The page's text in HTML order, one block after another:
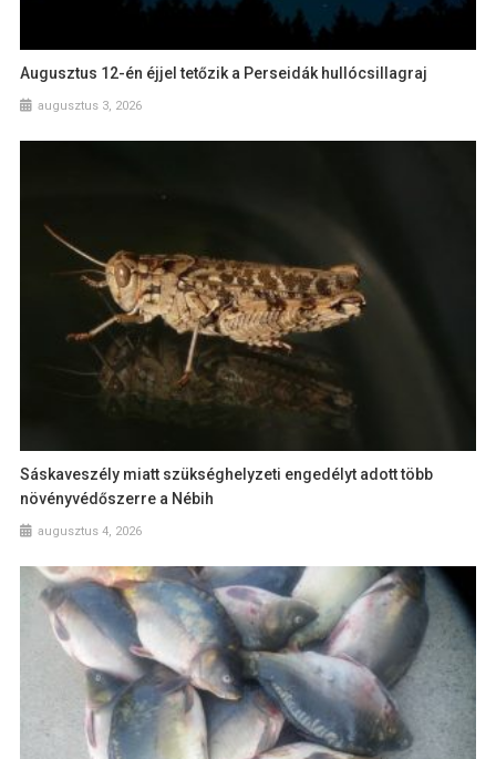
Augusztus 12-én éjjel tetőzik a Perseidák hullócsillagraj
augusztus 3, 2026
Sáskaveszély miatt szükséghelyzeti engedélyt adott több
növényvédőszerre a Nébih
augusztus 4, 2026